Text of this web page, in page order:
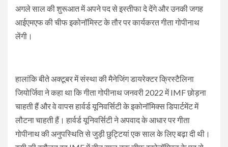
अगले साल की शुरूआत में अपने पद से इस्तीफा दे देंगे और उनकी जगह
आईएमएफ की चीफ इकोनॉमिस्ट के तौर पर कार्यकरत गीता गोपीनाथ
लेंगी।
हालांकि बीते अक्टूबर में संस्था की मैनेजिंग डायरेक्‍टर क्रिस्‍टैलिना
जियोर्जिवा ने कहा था कि गीता गोपीनाथ जनवरी 2022 में IMF छोड़ना
चाहती हैं और वे वापस हार्वर्ड यूनिवर्सिटी के इकोनॉमिक्स डिपार्टमेंट में
लौटना चाहती हैं। हार्वर्ड यूनिवर्सिटी ने अपवाद के आधार पर गीता
गोपीनाथ की अनुपस्थिति से जुड़ी छुट्टियां एक साल के लिए बढ़ा दी थी।